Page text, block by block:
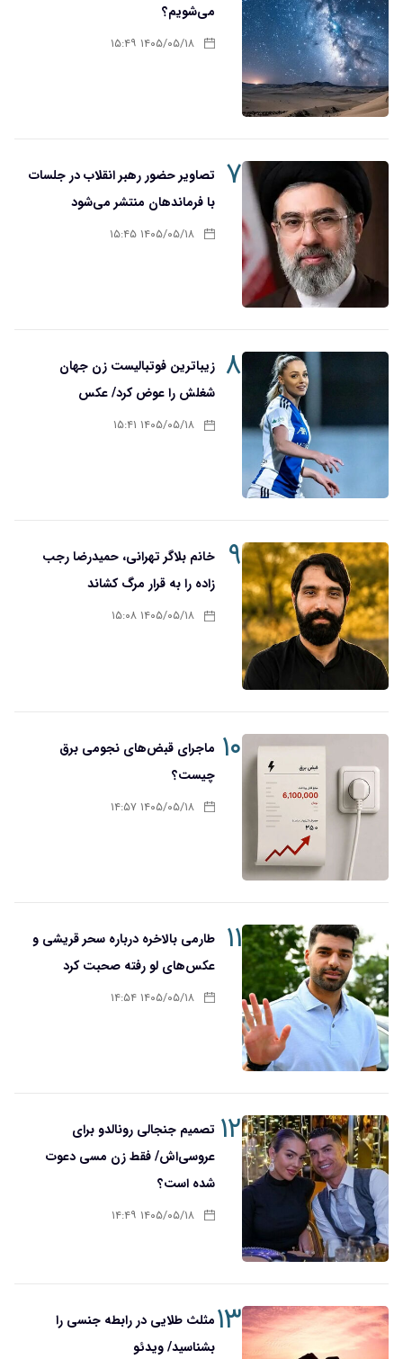
می‌شویم؟
۱۴۰۵/۰۵/۱۸ ۱۵:۴۹
۷
تصاویر حضور رهبر انقلاب در جلسات
با فرماندهان منتشر می‌شود
۱۴۰۵/۰۵/۱۸ ۱۵:۴۵
۸ زیباترین فوتبالیست زن جهان
شغلش را عوض کرد/ عکس
۱۴۰۵/۰۵/۱۸ ۱۵:۴۱
۹
خانم بلاگر تهرانی، حمیدرضا رجب
زاده را به قرار مرگ کشاند
۱۴۰۵/۰۵/۱۸ ۱۵:۰۸
۱۰ ماجرای قبض‌های نجومی برق
چیست؟
۱۴۰۵/۰۵/۱۸ ۱۴:۵۷
۱۱
طارمی بالاخره درباره سحر قریشی و
عکس‌های لو رفته صحبت کرد
۱۴۰۵/۰۵/۱۸ ۱۴:۵۴
۱۲ تصمیم جنجالی رونالدو برای
عروسی‌اش/ فقط زن مسی دعوت
شده است؟
۱۴۰۵/۰۵/۱۸ ۱۴:۴۹
۱۳مثلث طلایی در رابطه جنسی را
بشناسید/ ویدئو